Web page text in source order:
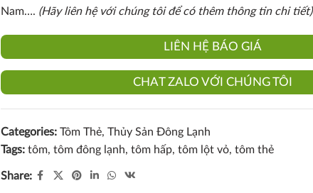
Nam…. (Hãy liên hệ với chúng tôi để có thêm thông tin chi tiết)
LIÊN HỆ BÁO GIÁ
CHAT ZALO VỚI CHÚNG TÔI
Categories: Tôm Thẻ, Thủy Sản Đông Lạnh
Tags: tôm, tôm đông lạnh, tôm hấp, tôm lột vỏ, tôm thẻ
Share: